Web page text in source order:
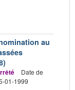
au
Date de
01-1999